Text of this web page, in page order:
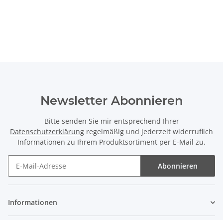
Newsletter Abonnieren
Bitte senden Sie mir entsprechend Ihrer
Datenschutzerklärung regelmäßig und jederzeit widerruflich
Informationen zu Ihrem Produktsortiment per E-Mail zu.
Abonnieren
Informationen